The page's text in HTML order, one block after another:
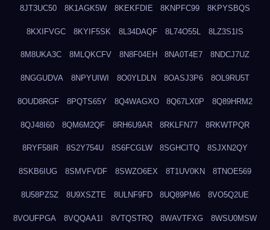
8JT3UC50 8K1AGK5W 8KEKFDIE 8KNPFC99 8KPYSBQS
8KXIFVGC 8KYIF5SK 8L34DAQF 8L74O55L 8LZ3S1IS
8M8UKA3C 8MLQKCFV 8N8F04EH 8NA0T4E7 8NDCJ7UZ
8NGGUDVA 8NPYUIWI 8O0YLDLN 8OASJ3P6 8OL9RU5T
8OUD8RGF 8PQTS65Y 8Q4WAGXO 8Q67LX0P 8Q89HRM2
8QJ48I60 8QM6M2QF 8RH6U9AR 8RKLFN77 8RKWTPQR
8RYF58IR 8S2Y754U 8S6FCGLW 8SGHCITQ 8SJXN2QY
8SKB6IUG 8SMVFVDF 8SWZO6EX 8T1UV0KN 8TNOE569
8U58PZ5Z 8U9XSZTE 8ULNF9FD 8UQ89PM6 8VO5Q2UE
8VOUFPGA 8VQQAA1I 8VTQSTRQ 8WAVTFXG 8WSU0MSW